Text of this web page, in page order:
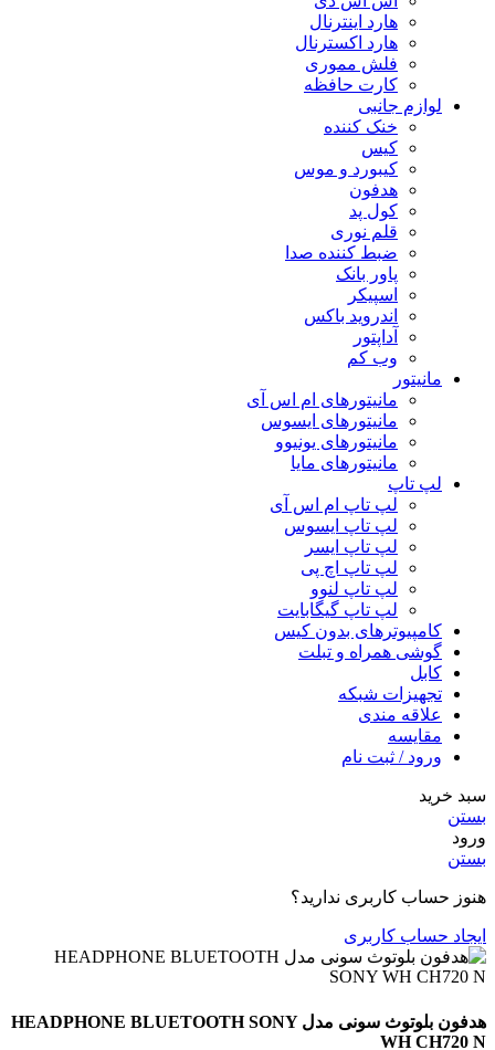
هارد اینترنال
هارد اکسترنال
فلش مموری
کارت حافظه
لوازم جانبی
خنک کننده
کیس
کیبورد و موس
هدفون
کول پد
قلم نوری
ضبط کننده صدا
پاور بانک
اسپیکر
اندروید باکس
آداپتور
وب کم
مانیتور
مانیتورهای ام اس آی
مانیتورهای ایسوس
مانیتورهای یونیوو
مانیتورهای مایا
لپ تاپ
لپ تاپ ام اس آی
لپ تاپ ایسوس
لپ تاپ ایسر
لپ تاپ اچ پی
لپ تاپ لنوو
لپ تاپ گیگابایت
کامپیوترهای بدون کیس
گوشی همراه و تبلت
کابل
تجهیزات شبکه
علاقه مندی
مقایسه
ورود / ثبت نام
سبد خرید
بستن
ورود
بستن
هنوز حساب کاربری ندارید؟
ایجاد حساب کاربری
هدفون بلوتوث سونی مدل HEADPHONE BLUETOOTH SONY
WH CH720 N